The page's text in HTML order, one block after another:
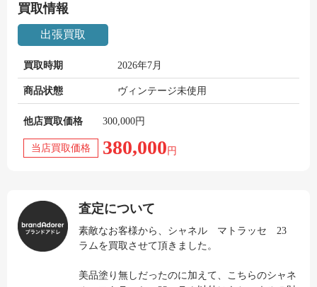
買取情報
出張買取
買取時期 2026年7月
商品状態 ヴィンテージ未使用
他店買取価格 300,000円
当店買取価格 380,000 円
査定について
素敵なお客様から、シャネル マトラッセ 23
ラムを買取させて頂きました。
美品塗り無しだったのに加えて、こちらのシャネ